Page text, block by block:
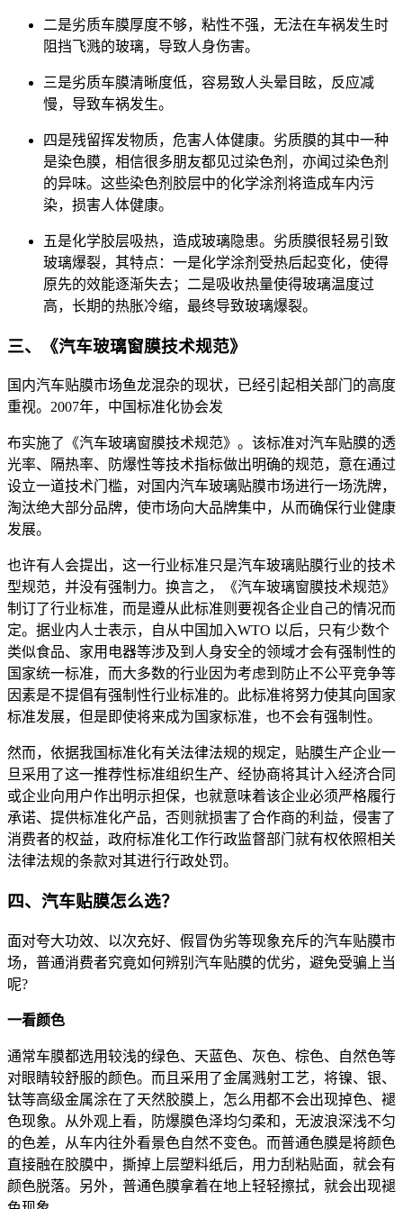
二是劣质车膜厚度不够，粘性不强，无法在车祸发生时
阻挡飞溅的玻璃，导致人身伤害。
三是劣质车膜清晰度低，容易致人头晕目眩，反应减
慢，导致车祸发生。
四是残留挥发物质，危害人体健康。劣质膜的其中一种
是染色膜，相信很多朋友都见过染色剂，亦闻过染色剂
的异味。这些染色剂胶层中的化学涂剂将造成车内污
染，损害人体健康。
五是化学胶层吸热，造成玻璃隐患。劣质膜很轻易引致
玻璃爆裂，其特点：一是化学涂剂受热后起变化，使得
原先的效能逐渐失去；二是吸收热量使得玻璃温度过
高，长期的热胀冷缩，最终导致玻璃爆裂。
三、《汽车玻璃窗膜技术规范》
国内汽车贴膜市场鱼龙混杂的现状，已经引起相关部门的高度
重视。2007年，中国标准化协会发
布实施了《汽车玻璃窗膜技术规范》。该标准对汽车贴膜的透
光率、隔热率、防爆性等技术指标做出明确的规范，意在通过
设立一道技术门槛，对国内汽车玻璃贴膜市场进行一场洗牌，
淘汰绝大部分品牌，使市场向大品牌集中，从而确保行业健康
发展。
也许有人会提出，这一行业标准只是汽车玻璃贴膜行业的技术
型规范，并没有强制力。换言之，《汽车玻璃窗膜技术规范》
制订了行业标准，而是遵从此标准则要视各企业自己的情况而
定。据业内人士表示，自从中国加入WTO 以后，只有少数个
类似食品、家用电器等涉及到人身安全的领域才会有强制性的
国家统一标准，而大多数的行业因为考虑到防止不公平竞争等
因素是不提倡有强制性行业标准的。此标准将努力使其向国家
标准发展，但是即使将来成为国家标准，也不会有强制性。
然而，依据我国标准化有关法律法规的规定，贴膜生产企业一
旦采用了这一推荐性标准组织生产、经协商将其计入经济合同
或企业向用户作出明示担保，也就意味着该企业必须严格履行
承诺、提供标准化产品，否则就损害了合作商的利益，侵害了
消费者的权益，政府标准化工作行政监督部门就有权依照相关
法律法规的条款对其进行行政处罚。
四、汽车贴膜怎么选？
面对夸大功效、以次充好、假冒伪劣等现象充斥的汽车贴膜市
场，普通消费者究竟如何辨别汽车贴膜的优劣，避免受骗上当
呢?
一看颜色
通常车膜都选用较浅的绿色、天蓝色、灰色、棕色、自然色等
对眼睛较舒服的颜色。而且采用了金属溅射工艺，将镍、银、
钛等高级金属涂在了天然胶膜上，怎么用都不会出现掉色、褪
色现象。从外观上看，防爆膜色泽均匀柔和，无波浪深浅不匀
的色差，从车内往外看景色自然不变色。而普通色膜是将颜色
直接融在胶膜中，撕掉上层塑料纸后，用力刮粘贴面，就会有
颜色脱落。另外，普通色膜拿着在地上轻轻擦拭，就会出现褪